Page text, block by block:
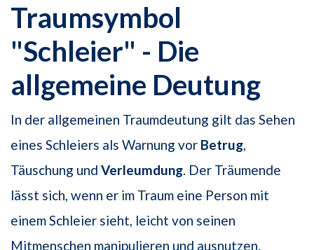
Traumsymbol
"Schleier" - Die
allgemeine Deutung
In der allgemeinen Traumdeutung gilt das Sehen
eines Schleiers als Warnung vor Betrug,
Täuschung und Verleumdung. Der Träumende
lässt sich, wenn er im Traum eine Person mit
einem Schleier sieht, leicht von seinen
Mitmenschen manipulieren und ausnutzen.